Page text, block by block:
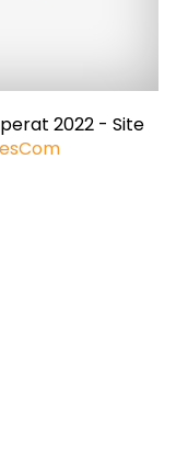
2022 - Site